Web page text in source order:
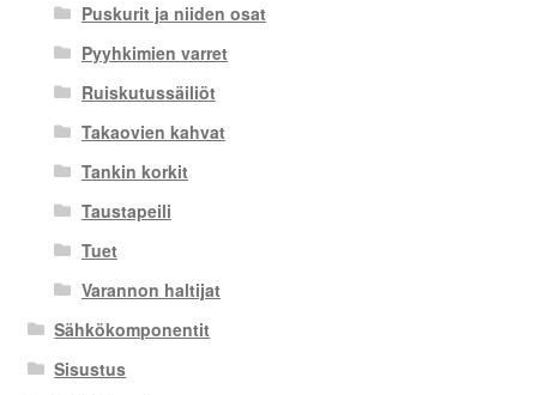
Puskurit ja niiden osat
Pyyhkimien varret
Ruiskutussäiliöt
Takaovien kahvat
Tankin korkit
Taustapeili
Tuet
Varannon haltijat
Sähkökomponentit
Sisustus